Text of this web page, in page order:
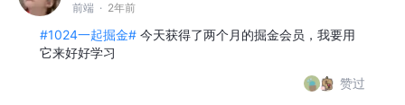
前端 · 2年前
#1024一起掘金# 今天获得了两个月的掘金会员，我要用
它来好好学习
赞过